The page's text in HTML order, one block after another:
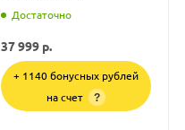
Достаточно
37 999 р.
+ 1140 бонусных рублей
на счет
?